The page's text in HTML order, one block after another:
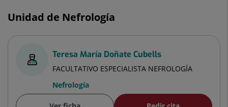
Unidad de Nefrología
Teresa María Doñate Cubells
FACULTATIVO ESPECIALISTA NEFROLOGÍA
Nefrología